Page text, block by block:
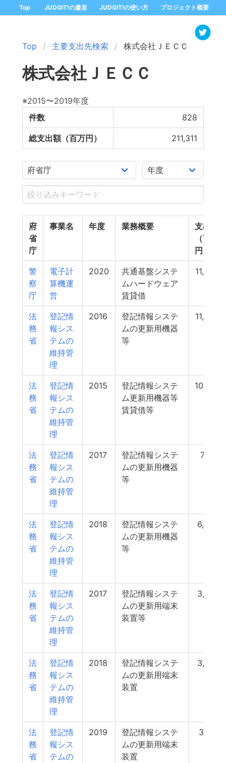
Top JUDGIT!の趣旨 JUDGIT!の使い方 プロジェクト概要
Top 主要支出先検索 株式会社ＪＥＣＣ
株式会社ＪＥＣＣ
※2015〜2019年度
件数
828
総支出額（百万円） 211,311
府
省
庁
事業名 年度 業務概要
支出額
（百万
円）
警
察
庁
電子計
算機運
営
2020
共通基盤システ
ムハードウェア
賃貸借
11,680
法
務
省
登記情
報シス
テムの
維持管
理
2016
登記情報システ
ムの更新用機器
等
11,550
法
務
省
登記情
報シス
テムの
維持管
理
2015
登記情報システ
ム更新用機器等
賃貸借等
10,391
法
務
省
登記情
報シス
テムの
維持管
理
2017
登記情報システ
ムの更新用機器
等
7,190
法
務
省
登記情
報シス
テムの
維持管
理
2018
登記情報システ
ムの更新用機器
等
6,424
法
務
省
登記情
報シス
テムの
維持管
理
2017
登記情報システ
ムの更新用端末
装置等
3,790
法
務
省
登記情
報シス
テムの
維持管
理
2018
登記情報システ
ムの更新用端末
装置
3,789
法
務
省
登記情
報シス
テムの
2019
登記情報システ
ムの更新用端末
装置
3,751